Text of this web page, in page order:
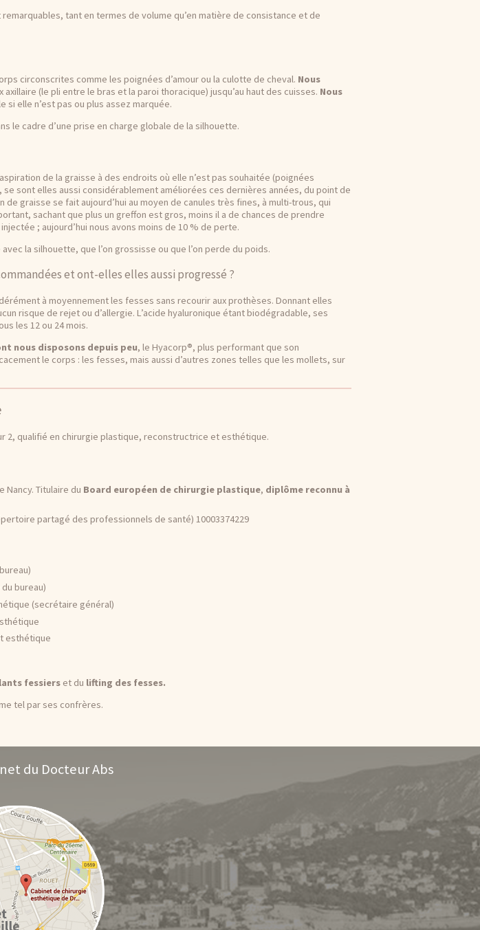
tant en termes de volume qu’en matière de consistance et de
circonscrites comme les poignées d’amour ou la culotte de cheval. Nous
(le pli entre le bras et la paroi thoracique) jusqu’au haut des cuisses. Nous
si elle n’est pas ou plus assez marquée.
le cadre d’une prise en charge globale de la silhouette.
de la graisse à des endroits où elle n’est pas souhaitée (poignées
sont elles aussi considérablement améliorées ces dernières années, du point de
graisse se fait aujourd’hui au moyen de canules très fines, à multi-trous, qui
sachant que plus un greffon est gros, moins il a de chances de prendre
; aujourd’hui nous avons moins de 10 % de perte.
la silhouette, que l’on grossisse ou que l’on perde du poids.
et ont-elles elles aussi progressé ?
à moyennement les fesses sans recourir aux prothèses. Donnant elles
risque de rejet ou d’allergie. L’acide hyaluronique étant biodégradable, ses
les 12 ou 24 mois.
nous disposons depuis peu, le Hyacorp®, plus performant que son
le corps : les fesses, mais aussi d’autres zones telles que les mollets, sur
2, qualifié en chirurgie plastique, reconstructrice et esthétique.
Nancy. Titulaire du Board européen de chirurgie plastique, diplôme reconnu à
partagé des professionnels de santé) 10003374229
bureau)
(secrétaire général)
esthétique
fessiers et du lifting des fesses.
tel par ses confrères.
du Docteur Abs